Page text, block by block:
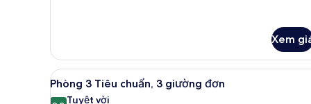
2
giường
đơn
Xem
Xem
tất
Phòng 3 Tiêu chuẩn, 3
5
Phòng 3 Tiêu chuẩn, 3 giường đơn
Tuyệt vời